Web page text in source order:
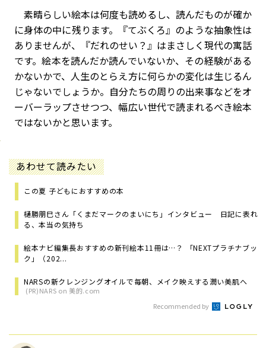
素晴らしい絵本は何度も読めるし、読んだものが確か
に身体の中に残ります。『てぶくろ』のような抽象性は
ありませんが、『だれのせい？』はまさしく現代の寓話
です。絵本を読んだか読んでいないか、その経験がある
かないかで、人生のとらえ方に何らかの変化は生じるん
じゃないでしょうか。自分たちの周りの出来事などをオ
ーバーラップさせつつ、幅広い世代で読まれるべき絵本
ではないかと思います。
あわせて読みたい
この夏 子どもにおすすめの本
樋勝朋巳さん「くまだマークのまいにち」インタビュー 日記に表れ
る、本当の気持ち
絵本ナビ編集長おすすめの新刊絵本11冊は…？ 「NEXTプラチナブッ
ク」（202...
NARSの新クレンジングオイルで毎朝、メイク映えする潤い美肌へ
(PR)NARS on 美的.com
Recommended by